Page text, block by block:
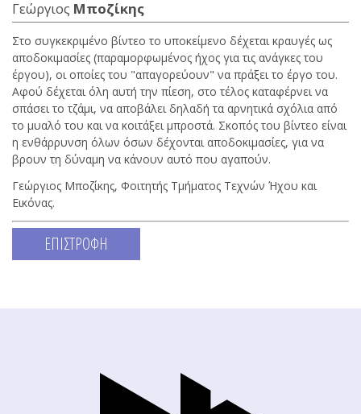
Γεώργιος Μποζίκης
Στο συγκεκριμένο βίντεο το υποκείμενο δέχεται κραυγές ως
αποδοκιμασίες (παραμορφωμένος ήχος για τις ανάγκες του
έργου), οι οποίες του "απαγορεύουν" να πράξει το έργο του.
Αφού δέχεται όλη αυτή την πίεση, στο τέλος καταφέρνει να
σπάσει το τζάμι, να αποβάλει δηλαδή τα αρνητικά σχόλια από
το μυαλό του και να κοιτάξει μπροστά. Σκοπός του βίντεο είναι
η ενθάρρυνση όλων όσων δέχονται αποδοκιμασίες, για να
βρουν τη δύναμη να κάνουν αυτό που αγαπούν.
Γεώργιος Μποζίκης, Φοιτητής Τμήματος Τεχνών Ήχου και
Εικόνας.
ΕΠΙΣΤΡΟΦΗ